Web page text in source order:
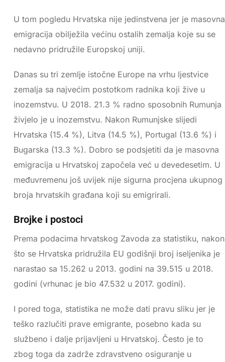
U tom pogledu Hrvatska nije jedinstvena jer je masovna
emigracija obilježila većinu ostalih zemalja koje su se
nedavno pridružile Europskoj uniji.
Danas su tri zemlje istočne Europe na vrhu ljestvice
zemalja sa najvećim postotkom radnika koji žive u
inozemstvu. U 2018. 21.3 % radno sposobnih Rumunja
živjelo je u inozemstvu. Nakon Rumunjske slijedi
Hrvatska (15.4 %), Litva (14.5 %), Portugal (13.6 %) i
Bugarska (13.3 %). Dobro se podsjetiti da je masovna
emigracija u Hrvatskoj započela već u devedesetim. U
međuvremenu još uvijek nije sigurna procjena ukupnog
broja hrvatskih građana koji su emigrirali.
Brojke i postoci
Prema podacima hrvatskog Zavoda za statistiku, nakon
što se Hrvatska pridružila EU godišnji broj iseljenika je
narastao sa 15.262 u 2013. godini na 39.515 u 2018.
godini (vrhunac je bio 47.532 u 2017. godini).
I pored toga, statistika ne može dati pravu sliku jer je
teško razlučiti prave emigrante, posebno kada su
službeno i dalje prijavljeni u Hrvatskoj. Često je to
zbog toga da zadrže zdravstveno osiguranje u